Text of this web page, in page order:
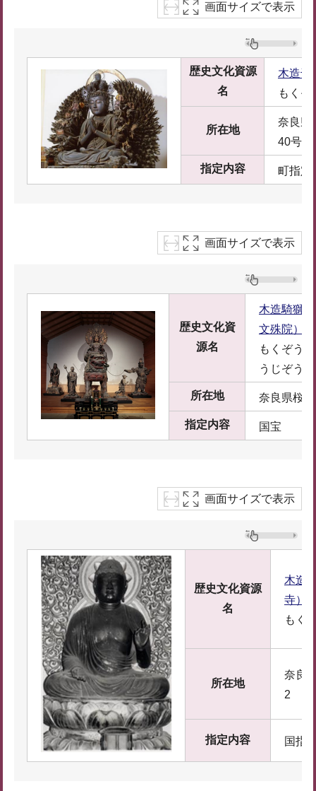
画面サイズで表示
歴史文化資源
名
木造千
もくぞ
所在地
奈良県
40号
指定内容 町指定
画面サイズで表示
歴史文化資
源名
木造騎獅
文殊院）
もくぞう
うじぞう
所在地 奈良県桜
指定内容 国宝
画面サイズで表示
歴史文化資源
名
木造
寺）
もく
所在地
奈良
2
指定内容 国指